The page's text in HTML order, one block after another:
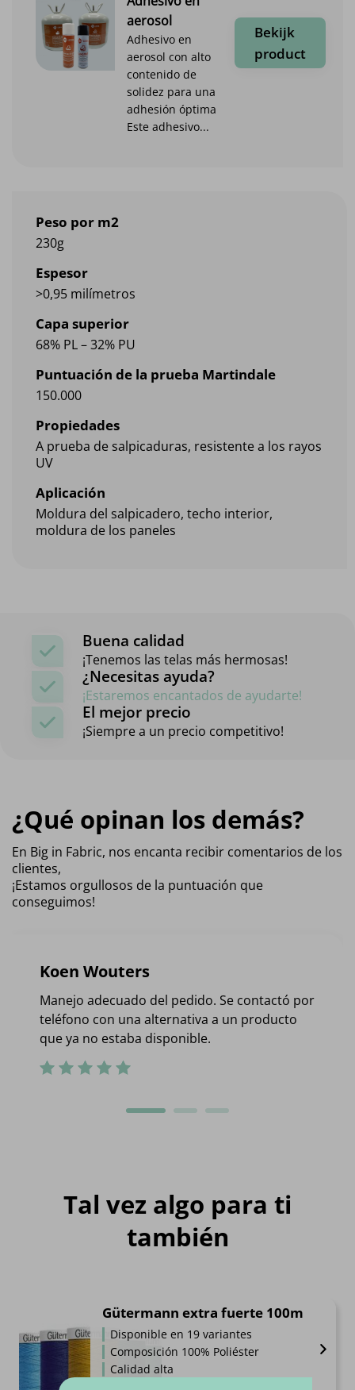
Peso por m2
230g
Espesor
>0,95 milímetros
Capa superior
68% PL – 32% PU
Puntuación de la prueba Martindale
150.000
Propiedades
A prueba de salpicaduras, resistente a los rayos
UV
Aplicación
Moldura del salpicadero, techo interior,
moldura de los paneles
aerosol
Adhesivo en
aerosol con alto
contenido de
solidez para una
adhesión óptima
Este adhesivo...
Bekijk
product
Buena calidad
¡Tenemos las telas más hermosas!
¿Necesitas ayuda?
¡Estaremos encantados de ayudarte!
El mejor precio
¡Siempre a un precio competitivo!
¿Qué opinan los demás?
En Big in Fabric, nos encanta recibir comentarios de los
clientes,
¡Estamos orgullosos de la puntuación que
conseguimos!
Koen Wouters
Manejo adecuado del pedido. Se contactó por
teléfono con una alternativa a un producto
que ya no estaba disponible.
Tal vez algo para ti
también
Gütermann extra fuerte 100m
Disponible en 19 variantes
Composición 100% Poliéster
Calidad alta